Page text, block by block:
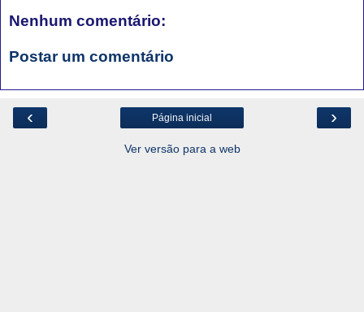
Nenhum comentário:
Postar um comentário
‹ ›
Página inicial
Ver versão para a web